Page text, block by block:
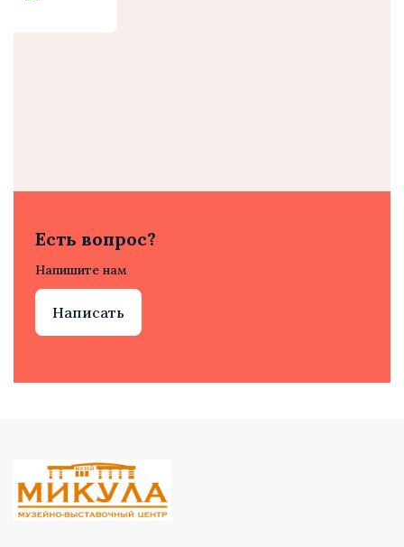
Есть вопрос?
Напишите нам
Написать